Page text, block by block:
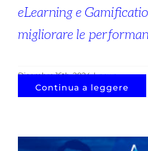
eLearning e
migliorare le
Dicembre 16th, 2024 | news
Continua a leggere